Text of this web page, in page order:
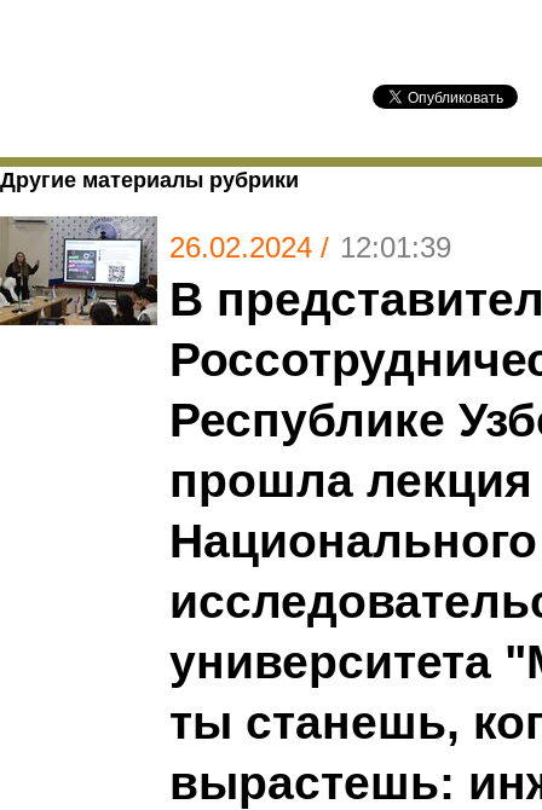
Другие материалы рубрики
26.02.2024 / 12:01:39
В
Республике
прошла лекция
Национального
университета
ты станешь,
вырастешь: